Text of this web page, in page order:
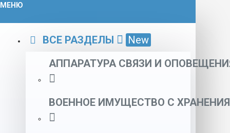
МЕНЮ
ВСЕ РАЗДЕЛЫ
New
АППАРАТУРА СВЯЗИ И
ВОЕННОЕ ИМУЩЕСТВО С ХРАНЕНИЯ